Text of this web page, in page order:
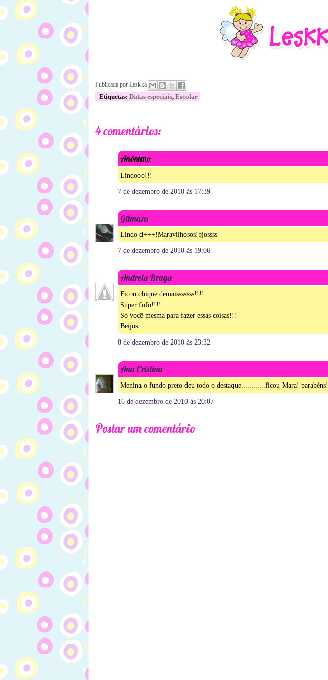
Publicada por Leskka
Etiquetas: Datas especiais, Escolar
4 comentários:
Anônimo
Lindooo!!!
7 de dezembro de 2010 às 17:39
Gilmara
Lindo d+++!Maravilhosos!bjossss
7 de dezembro de 2010 às 19:06
Andreia Braga
Ficou chique demaisssssss!!!!
Super fofo!!!!
Só você mesma para fazer essas coisas!!!
Beijos
8 de dezembro de 2010 às 23:32
Ana Cristina
Menina o fundo preto deu todo o destaque............ficou Mara! parabéns!
16 de dezembro de 2010 às 20:07
Postar um comentário